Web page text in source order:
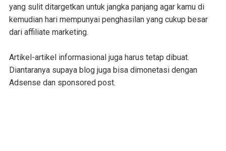
yang sulit ditargetkan untuk jangka panjang agar kamu di
kemudian hari mempunyai penghasilan yang cukup besar
dari affiliate marketing.
Artikel-artikel informasional juga harus tetap dibuat.
Diantaranya supaya blog juga bisa dimonetasi dengan
Adsense dan sponsored post.